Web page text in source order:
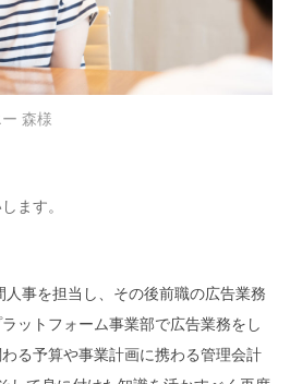
森様
ます。
事を担当し、その後前職の広告業務
ットフォーム事業部で広告業務をし
る予算や事業計画に携わる管理会計